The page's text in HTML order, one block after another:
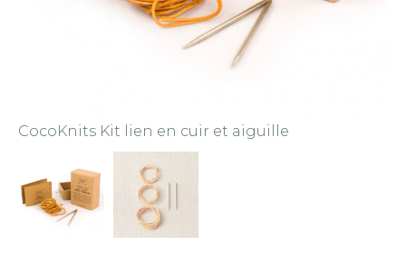
CocoKnits Kit lien en cuir et aiguille